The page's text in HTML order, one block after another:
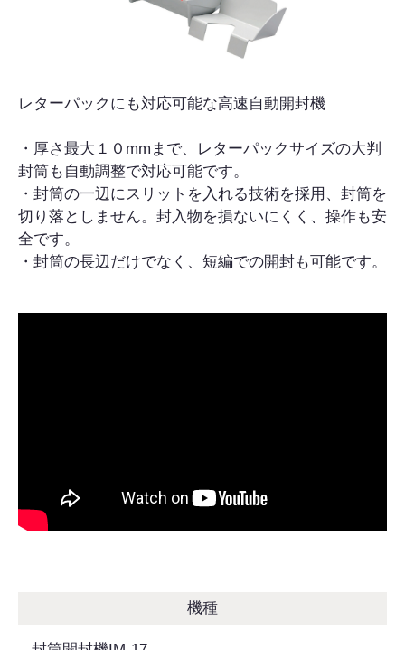
レターパックにも対応可能な高速自動開封機
・厚さ最大１０mmまで、レターパックサイズの大判
封筒も自動調整で対応可能です。
・封筒の一辺にスリットを入れる技術を採用、封筒を
切り落としません。封入物を損ないにくく、操作も安
全です。
・封筒の長辺だけでなく、短編での開封も可能です。
機種